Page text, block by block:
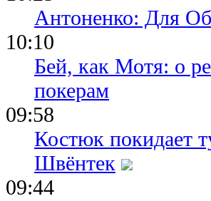
Антоненко: Для
10:10
Бей, как Мотя: о
покерам
09:58
Костюк покидает
Швёнтек
09:44